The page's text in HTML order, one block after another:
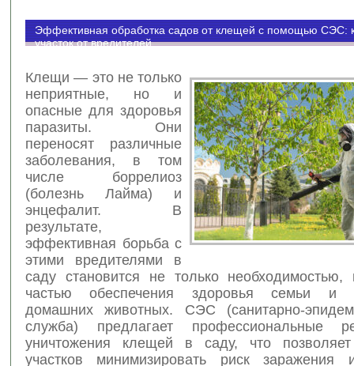
Эффективная обработка садов от клещей с помощью СЭС:
участок от вредителей
Клещи — это не только
неприятные, но и
опасные для здоровья
паразиты. Они
переносят различные
заболевания, в том
числе боррелиоз
(болезнь Лайма) и
энцефалит. В
результате,
эффективная борьба с
этими вредителями в
саду становится не только
частью обеспечения здоровья семьи и
домашних животных. СЭС (санитарно-
служба) предлагает профессиональные
уничтожения клещей в саду, что
участков минимизировать риск заражения